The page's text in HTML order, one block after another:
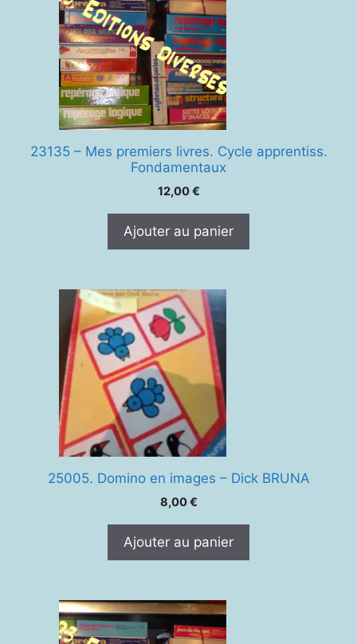
23135 – Mes premiers livres. Cycle apprentiss.
Fondamentaux
12,00€
Ajouter au panier
25005. Domino en images – Dick BRUNA
8,00€
Ajouter au panier